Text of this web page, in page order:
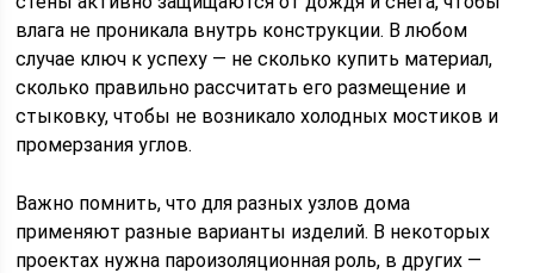
влага не проникала внутрь конструкции. В любом
случае ключ к успеху — не сколько купить материал,
сколько правильно рассчитать его размещение и
стыковку, чтобы не возникало холодных мостиков и
промерзания углов.
Важно помнить, что для разных узлов дома
применяют разные варианты изделий. В некоторых
проектах нужна пароизоляционная роль, в других —